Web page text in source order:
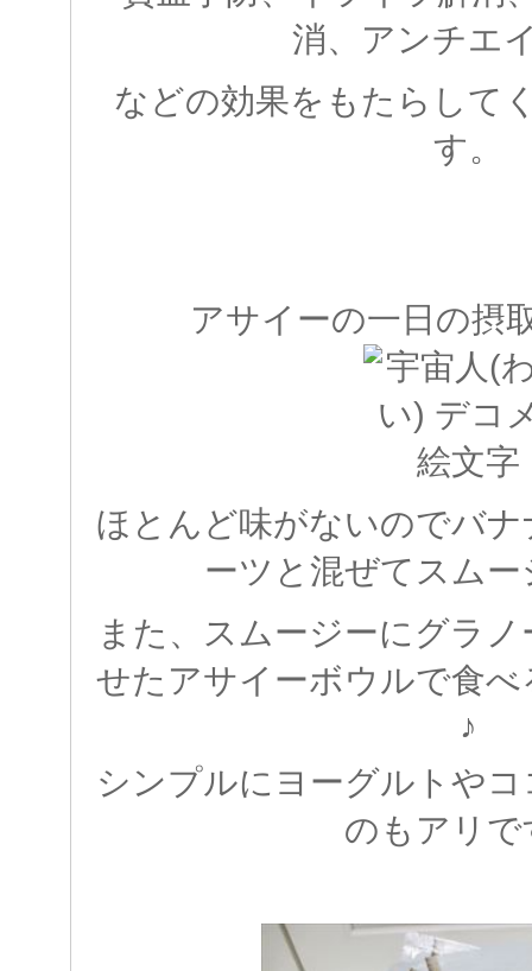
消、アンチエ
などの効果をもたらして
す。
アサイーの一日の摂
ほとんど味がないのでバ
ーツと混ぜてスム
また、スムージーにグラ
せたアサイーボウルで食
♪
シンプルにヨーグルトや
のもアリ